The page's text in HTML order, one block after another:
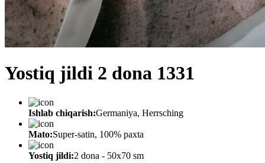
Yostiq jildi 2 dona 1331
Ishlab chiqarish:Germaniya, Herrsching
Mato:Super-satin, 100% paxta
Yostiq jildi:2 dona - 50x70 sm